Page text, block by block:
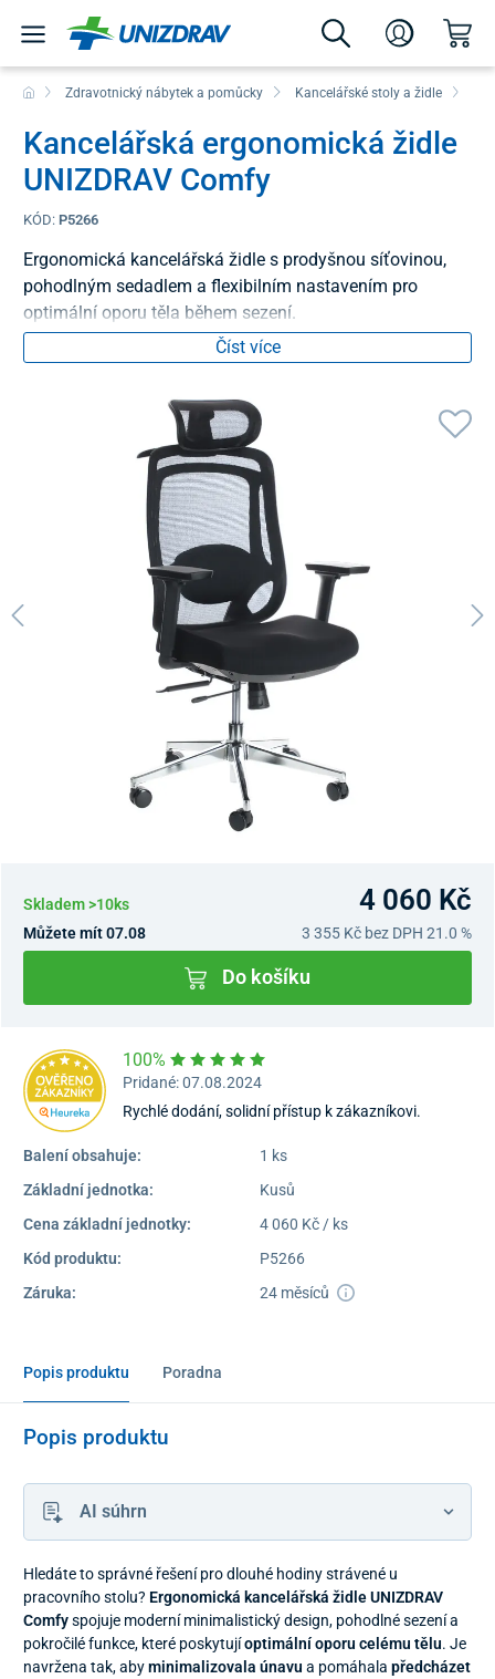
Zdravotnický nábytek a pomůcky Kancelářské stoly a židle
Kancelářská ergonomická židle
UNIZDRAV Comfy
KÓD: P5266
Ergonomická kancelářská židle s prodyšnou síťovinou,
pohodlným sedadlem a flexibilním nastavením pro
optimální oporu těla během sezení.
Číst více
Skladem >10ks 4 060 Kč
Můžete mít 07.08 3 355 Kč bez DPH 21.0 %
Do košíku
100%
Pridané: 07.08.2024
Rychlé dodání, solidní přístup k zákazníkovi.
Balení obsahuje:
1 ks
Základní jednotka:
Kusů
Cena základní jednotky:
4 060 Kč / ks
Kód produktu:
P5266
Záruka:
24 měsíců
Popis produktu Poradna
Popis produktu
AI súhrn
Hledáte to správné řešení pro dlouhé hodiny strávené u
pracovního stolu? Ergonomická kancelářská židle UNIZDRAV
Comfyspojuje moderní minimalistický design, pohodlné sezení a
pokročilé funkce, které poskytujíoptimální oporu celému tělu. Je
navržena tak, abyminimalizovala únavu a pomáhala předcházet